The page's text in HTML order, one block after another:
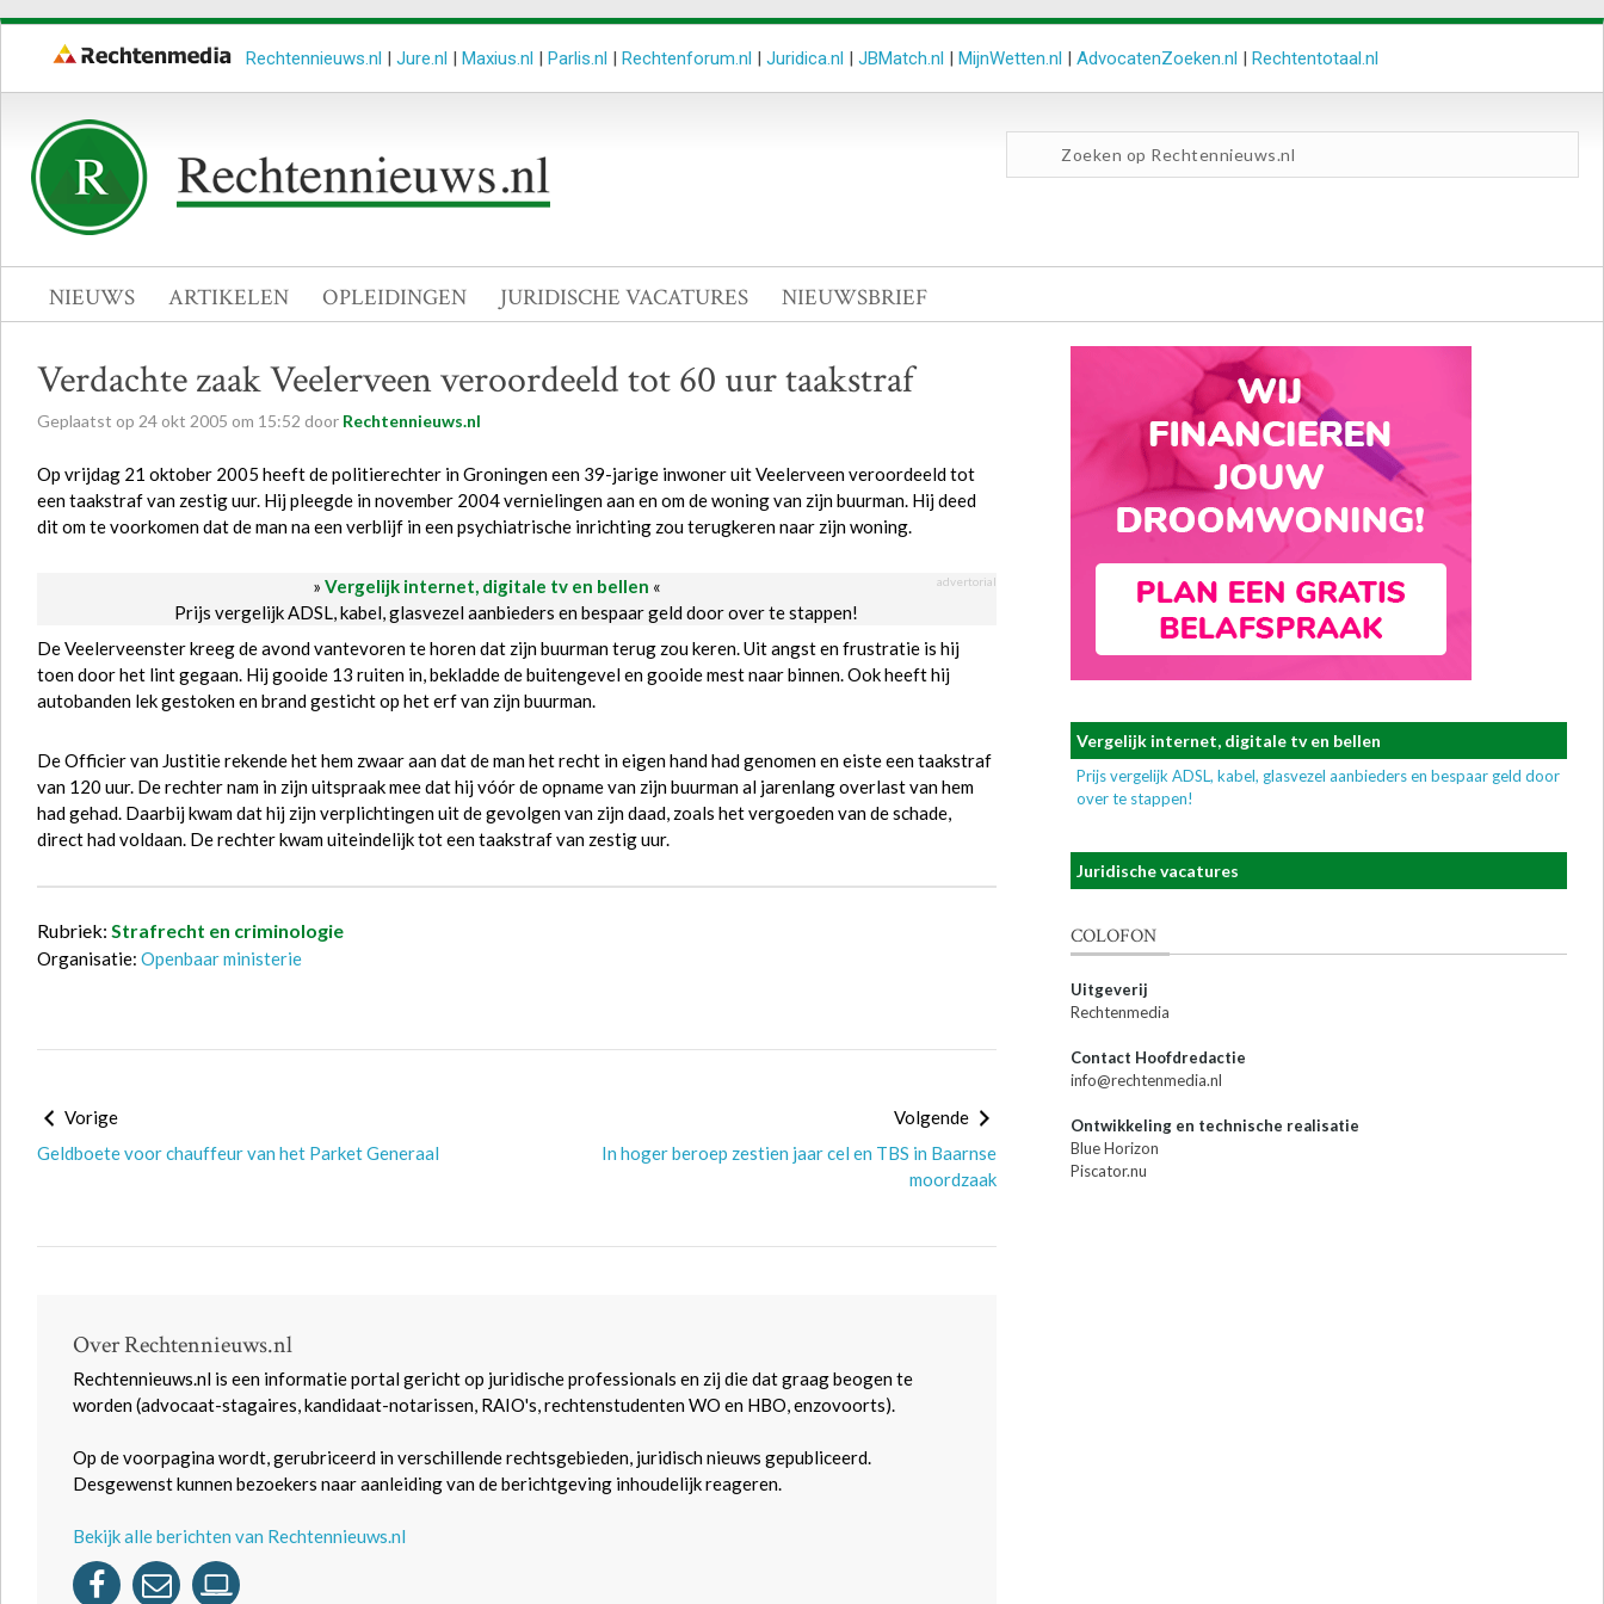
Rechtennieuws.nl | Jure.nl | Maxius.nl | Parlis.nl | Rechtenforum.nl | Juridica.nl | JBMatch.nl | MijnWetten.nl | AdvocatenZoeken.nl | Rechtentotaal.nl
NIEUWS ARTIKELEN OPLEIDINGEN JURIDISCHE VACATURES NIEUWSBRIEF
Verdachte zaak Veelerveen veroordeeld tot 60 uur taakstraf
Geplaatst op 24 okt 2005 om 15:52 door Rechtennieuws.nl
Op vrijdag 21 oktober 2005 heeft de politierechter in Groningen een 39-jarige inwoner uit Veelerveen veroordeeld tot
een taakstraf van zestig uur. Hij pleegde in november 2004 vernielingen aan en om de woning van zijn buurman. Hij deed
dit om te voorkomen dat de man na een verblijf in een psychiatrische inrichting zou terugkeren naar zijn woning.
» Vergelijk internet, digitale tv en bellen « advertorial
Prijs vergelijk ADSL, kabel, glasvezel aanbieders en bespaar geld door over te stappen!
De Veelerveenster kreeg de avond vantevoren te horen dat zijn buurman terug zou keren. Uit angst en frustratie is hij
toen door het lint gegaan. Hij gooide 13 ruiten in, bekladde de buitengevel en gooide mest naar binnen. Ook heeft hij
autobanden lek gestoken en brand gesticht op het erf van zijn buurman.
De Officier van Justitie rekende het hem zwaar aan dat de man het recht in eigen hand had genomen en eiste een taakstraf
van 120 uur. De rechter nam in zijn uitspraak mee dat hij vóór de opname van zijn buurman al jarenlang overlast van hem
had gehad. Daarbij kwam dat hij zijn verplichtingen uit de gevolgen van zijn daad, zoals het vergoeden van de schade,
direct had voldaan. De rechter kwam uiteindelijk tot een taakstraf van zestig uur.
Rubriek: Strafrecht en criminologie
Organisatie: Openbaar ministerie
Vorige
Geldboete voor chauffeur van het Parket Generaal
Volgende
In hoger beroep zestien jaar cel en TBS in Baarnse
moordzaak
Over Rechtennieuws.nl
Rechtennieuws.nl is een informatie portal gericht op juridische professionals en zij die dat graag beogen te
worden (advocaat-stagaires, kandidaat-notarissen, RAIO's, rechtenstudenten WO en HBO, enzovoorts).
Op de voorpagina wordt, gerubriceerd in verschillende rechtsgebieden, juridisch nieuws gepubliceerd.
Desgewenst kunnen bezoekers naar aanleiding van de berichtgeving inhoudelijk reageren.
Bekijk alle berichten van Rechtennieuws.nl
Vergelijk internet, digitale tv en bellen
Prijs vergelijk ADSL, kabel, glasvezel aanbieders en bespaar geld door
over te stappen!
Juridische vacatures
COLOFON
Uitgeverij
Rechtenmedia
Contact Hoofdredactie
info@rechtenmedia.nl
Ontwikkeling en technische realisatie
Blue Horizon
Piscator.nu